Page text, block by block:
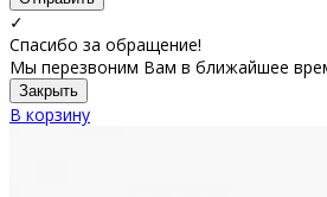
✓
Спасибо за обращение!
Мы перезвоним Вам в ближайшее
Закрыть
В корзину